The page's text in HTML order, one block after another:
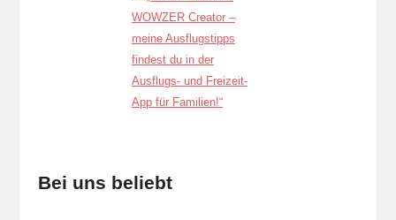
Bei uns beliebt